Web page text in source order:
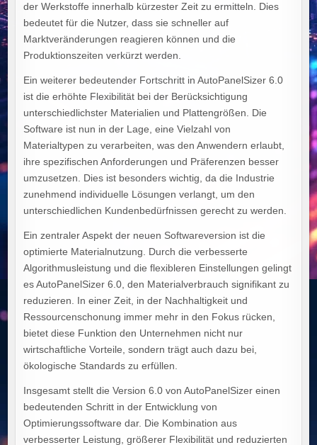
der Werkstoffe innerhalb kürzester Zeit zu ermitteln. Dies
bedeutet für die Nutzer, dass sie schneller auf
Marktveränderungen reagieren können und die
Produktionszeiten verkürzt werden.
Ein weiterer bedeutender Fortschritt in AutoPanelSizer 6.0
ist die erhöhte Flexibilität bei der Berücksichtigung
unterschiedlichster Materialien und Plattengrößen. Die
Software ist nun in der Lage, eine Vielzahl von
Materialtypen zu verarbeiten, was den Anwendern erlaubt,
ihre spezifischen Anforderungen und Präferenzen besser
umzusetzen. Dies ist besonders wichtig, da die Industrie
zunehmend individuelle Lösungen verlangt, um den
unterschiedlichen Kundenbedürfnissen gerecht zu werden.
Ein zentraler Aspekt der neuen Softwareversion ist die
optimierte Materialnutzung. Durch die verbesserte
Algorithmusleistung und die flexibleren Einstellungen gelingt
es AutoPanelSizer 6.0, den Materialverbrauch signifikant zu
reduzieren. In einer Zeit, in der Nachhaltigkeit und
Ressourcenschonung immer mehr in den Fokus rücken,
bietet diese Funktion den Unternehmen nicht nur
wirtschaftliche Vorteile, sondern trägt auch dazu bei,
ökologische Standards zu erfüllen.
Insgesamt stellt die Version 6.0 von AutoPanelSizer einen
bedeutenden Schritt in der Entwicklung von
Optimierungssoftware dar. Die Kombination aus
verbesserter Leistung, größerer Flexibilität und reduzierten